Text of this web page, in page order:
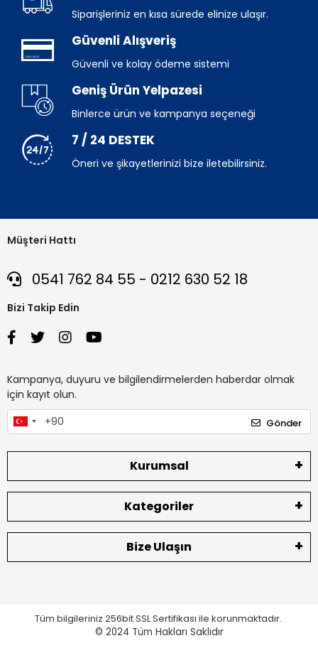
Siparişleriniz en kısa sürede elinize ulaşır.
Güvenli Alışveriş
Güvenli ve kolay ödeme sistemi
Geniş Ürün Yelpazesi
Binlerce ürün ve kampanya seçeneği
7 / 24 DESTEK
Öneri ve şikayetlerinizi bize iletebilirsiniz.
Müşteri Hattı
0541 762 84 55 - 0212 630 52 18
Bizi Takip Edin
Kampanya, duyuru ve bilgilendirmelerden haberdar olmak
için kayıt olun.
Gönder
Kurumsal
Kategoriler
Bize Ulaşın
Tüm bilgileriniz 256bit SSL Sertifikası ile korunmaktadır.
© 2024 Tüm Hakları Saklıdır